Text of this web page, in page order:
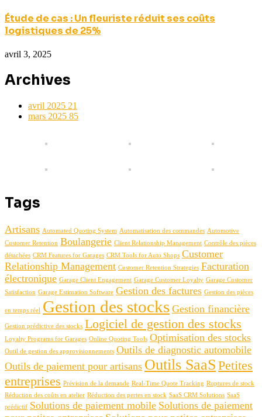
Étude de cas : Un fleuriste réduit ses coûts
logistiques de 25%
avril 3, 2025
Archives
avril 2025 21
mars 2025 85
Tags
Artisans Automated Quoting System Automatisation des commandes Automotive
Customer Retention Boulangerie Client Relationship Management Contrôle des pièces
détachées CRM Features for Garages CRM Tools for Auto Shops Customer
Relationship Management Customer Retention Strategies Facturation
électronique Garage Client Engagement Garage Customer Loyalty Garage Customer
Satisfaction Garage Estimation Software Gestion des factures Gestion des pièces
en temps réel Gestion des stocks Gestion financière
Gestion prédictive des stocks Logiciel de gestion des stocks
Loyalty Programs for Garages Online Quoting Tools Optimisation des stocks
Outil de gestion des approvisionnements Outils de diagnostic automobile
Outils de paiement pour artisans Outils SaaS Petites
entreprises Prévision de la demande Real-Time Quote Tracking Ruptures de stock
Réduction des coûts en atelier Réduction des pertes en stock SaaS CRM Solutions SaaS
prédictif Solutions de paiement mobile Solutions de paiement